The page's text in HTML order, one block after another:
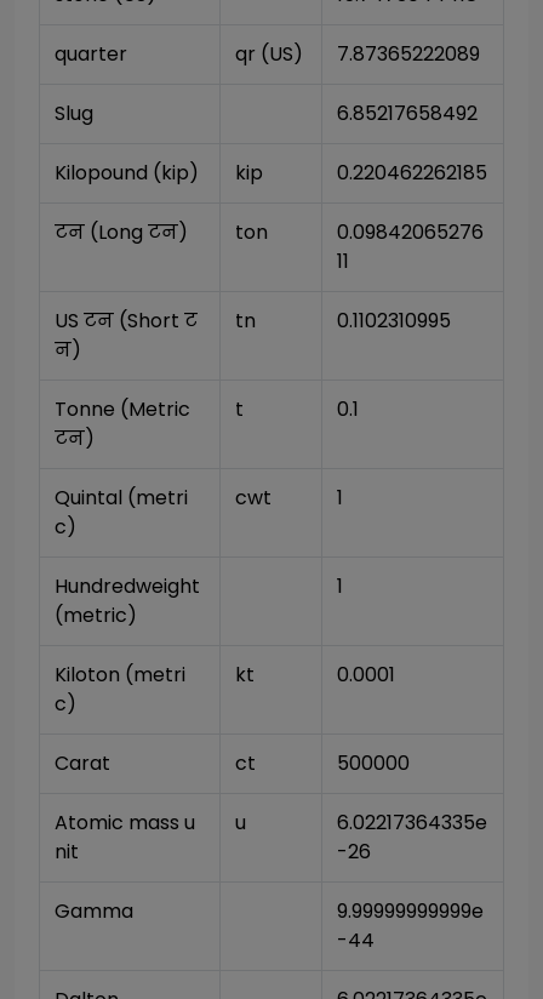
quarter qr (US) 7.87365222089
Slug 6.85217658492
Kilopound (kip) kip 0.220462262185
टन (Long टन) ton
0.09842065276
11
US टन (Short ट
न)
tn 0.1102310995
Tonne (Metric
टन)
t 0.1
Quintal (metri
c)
cwt 1
Hundredweight
(metric)
1
Kiloton (metri
c)
kt 0.0001
Carat ct 500000
Atomic mass u
nit
u
6.02217364335e
-26
Gamma
9.99999999999e
-44